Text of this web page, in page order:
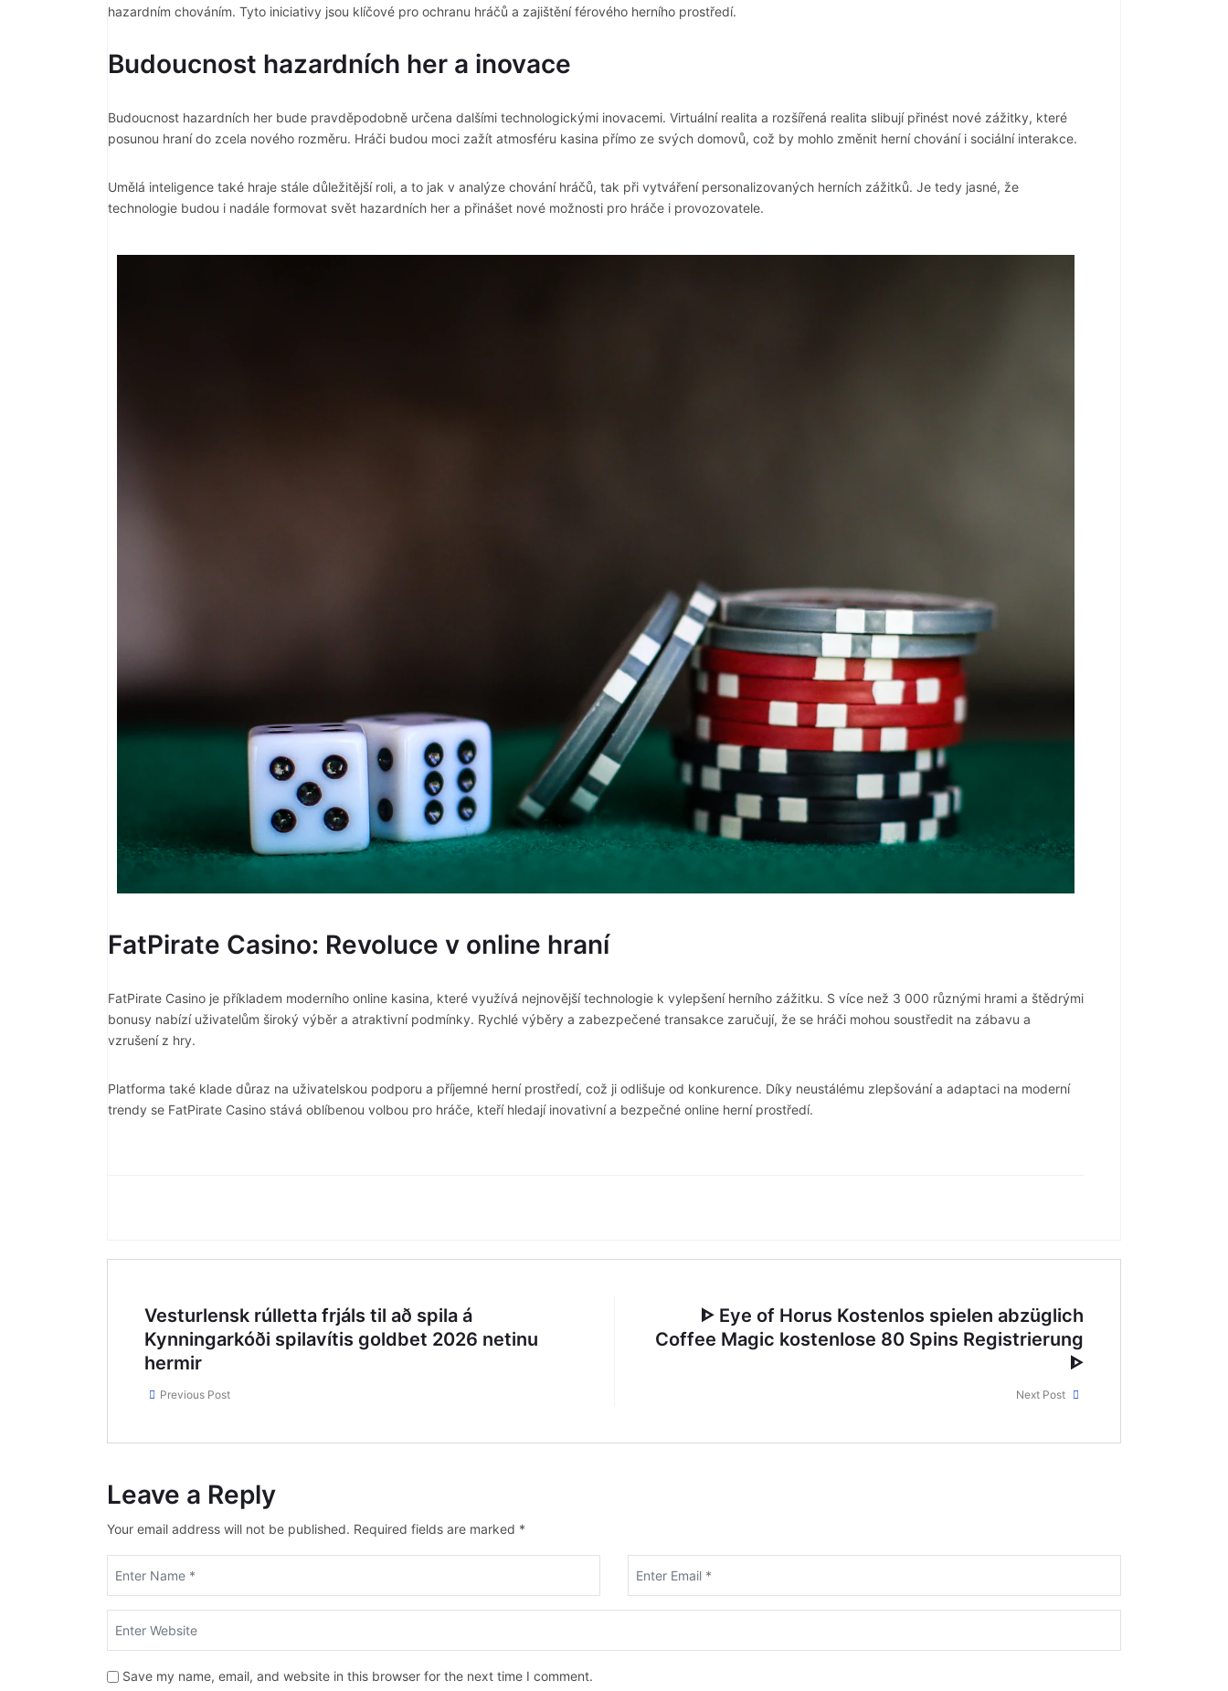
hazardním chováním. Tyto iniciativy jsou klíčové pro ochranu hráčů a zajištění férového herního prostředí.
Budoucnost hazardních her a inovace
Budoucnost hazardních her bude pravděpodobně určena dalšími technologickými inovacemi. Virtuální realita a rozšířená realita slibují přinést nové zážitky, které
posunou hraní do zcela nového rozměru. Hráči budou moci zažít atmosféru kasina přímo ze svých domovů, což by mohlo změnit herní chování i sociální interakce.
Umělá inteligence také hraje stále důležitější roli, a to jak v analýze chování hráčů, tak při vytváření personalizovaných herních zážitků. Je tedy jasné, že
technologie budou i nadále formovat svět hazardních her a přinášet nové možnosti pro hráče i provozovatele.
FatPirate Casino: Revoluce v online hraní
FatPirate Casino je příkladem moderního online kasina, které využívá nejnovější technologie k vylepšení herního zážitku. S více než 3 000 různými hrami a štědrými
bonusy nabízí uživatelům široký výběr a atraktivní podmínky. Rychlé výběry a zabezpečené transakce zaručují, že se hráči mohou soustředit na zábavu a
vzrušení z hry.
Platforma také klade důraz na uživatelskou podporu a příjemné herní prostředí, což ji odlišuje od konkurence. Díky neustálému zlepšování a adaptaci na moderní
trendy se FatPirate Casino stává oblíbenou volbou pro hráče, kteří hledají inovativní a bezpečné online herní prostředí.
Vesturlensk rúlletta frjáls til að spila á
Kynningarkóði spilavítis goldbet 2026 netinu
hermir
Previous Post
ᐈ Eye of Horus Kostenlos spielen abzüglich
Coffee Magic kostenlose 80 Spins Registrierung
ᐈ
Next Post
Leave a Reply
Your email address will not be published. Required fields are marked *
Save my name, email, and website in this browser for the next time I comment.